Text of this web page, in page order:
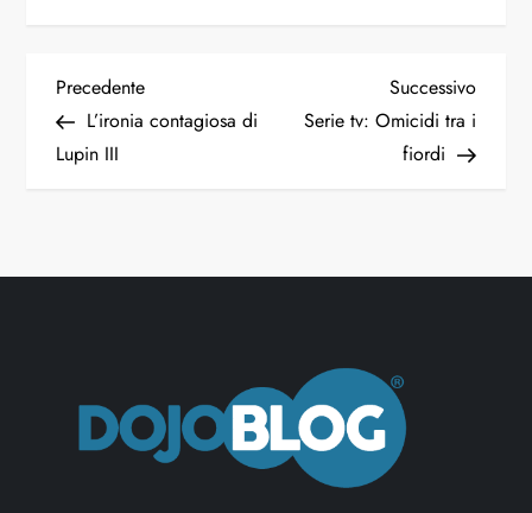
N
a
i
Articolo
precedente
Precedente
L’ironia contagiosa di
Lupin III
Successivo
Serie tv: Omicidi tra i
fiordi